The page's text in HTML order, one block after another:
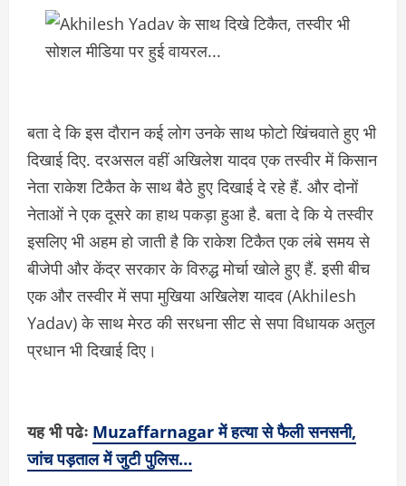
बता दे कि इस दौरान कई लोग उनके साथ फोटो खिंचवाते हुए भी
दिखाई दिए. दरअसल वहीं अखिलेश यादव एक तस्वीर में किसान
नेता राकेश टिकैत के साथ बैठे हुए दिखाई दे रहे हैं. और दोनों
नेताओं ने एक दूसरे का हाथ पकड़ा हुआ है. बता दे कि ये तस्वीर
इसलिए भी अहम हो जाती है कि राकेश टिकैत एक लंबे समय से
बीजेपी और केंद्र सरकार के विरुद्ध मोर्चा खोले हुए हैं. इसी बीच
एक और तस्वीर में सपा मुखिया अखिलेश यादव (Akhilesh
Yadav) के साथ मेरठ की सरधना सीट से सपा विधायक अतुल
प्रधान भी दिखाई दिए।
यह भी पढेः Muzaffarnagar में हत्या से फैली सनसनी,
जांच पड़ताल में जुटी पुलिस…